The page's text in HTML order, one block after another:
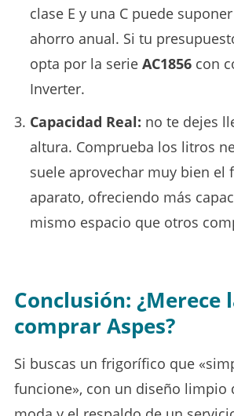
clase E y una C puede
ahorro anual. Si tu
opta por la serie AC1856con
Inverter.
Capacidad Real: no te dejes
altura. Comprueba los litros
suele aprovechar muy bien el
aparato, ofreciendo más
mismo espacio que otros
Conclusión: ¿Merece
comprar Aspes?
Si buscas un frigorífico que
funcione», con un diseño limpio